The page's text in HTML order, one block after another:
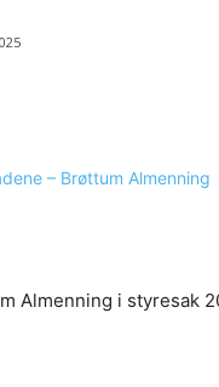
Almenning i styresak